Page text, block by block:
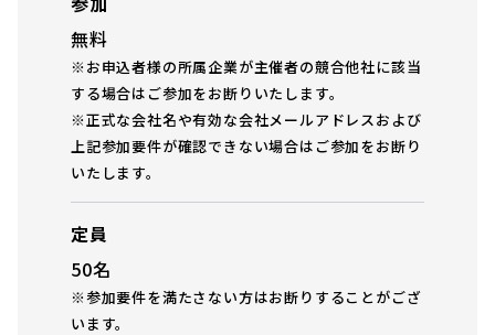
無料
※お申込者様の所属企業が主催者の競合他社に該当
する場合はご参加をお断りいたします。
※正式な会社名や有効な会社メールアドレスおよび
上記参加要件が確認できない場合はご参加をお断り
いたします。
定員
50名
※参加要件を満たさない方はお断りすることがござ
います。